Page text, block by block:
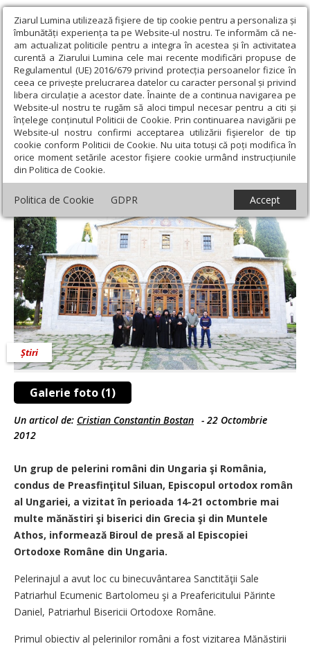
Ziarul Lumina utilizează fişiere de tip cookie pentru a personaliza și
îmbunătăți experiența ta pe Website-ul nostru. Te informăm că ne-
am actualizat politicile pentru a integra în acestea și în activitatea
curentă a Ziarului Lumina cele mai recente modificări propuse de
Regulamentul (UE) 2016/679 privind protecția persoanelor fizice în
ceea ce privește prelucrarea datelor cu caracter personal și privind
libera circulație a acestor date. Înainte de a continua navigarea pe
Website-ul nostru te rugăm să aloci timpul necesar pentru a citi și
înțelege conținutul Politicii de Cookie. Prin continuarea navigării pe
Website-ul nostru confirmi acceptarea utilizării fişierelor de tip
cookie conform Politicii de Cookie. Nu uita totuși că poți modifica în
orice moment setările acestor fişiere cookie urmând instrucțiunile
din Politica de Cookie.
Politica de Cookie GDPR Accept
Ziarul Lumina › Actualitate religioasă › Știri › Pelerini din
România şi Ungaria în Grecia
Pelerini din România şi Ungaria în Grecia
Galerie foto (1)
Știri
Un articol de: Cristian Constantin Bostan - 22 Octombrie
2012
Un grup de pelerini români din Ungaria şi România,
condus de Preasfinţitul Siluan, Episcopul ortodox român
al Ungariei, a vizitat în perioada 14-21 octombrie mai
multe mănăstiri şi biserici din Grecia şi din Muntele
Athos, informează Biroul de presă al Episcopiei
Ortodoxe Române din Ungaria.
Pelerinajul a avut loc cu binecuvântarea Sanctităţii Sale
Patriarhul Ecumenic Bartolomeu şi a Preafericitului Părinte
Daniel, Patriarhul Bisericii Ortodoxe Române.
Primul obiectiv al pelerinilor români a fost vizitarea Mănăstirii